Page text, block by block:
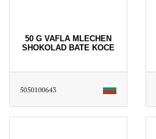
50 G VAFLA MLECHEN
SHOKOLAD BATE KOCE
5050100643